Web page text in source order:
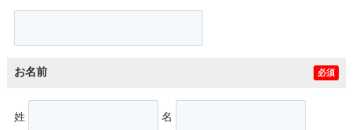
お名前 必須
姓 名